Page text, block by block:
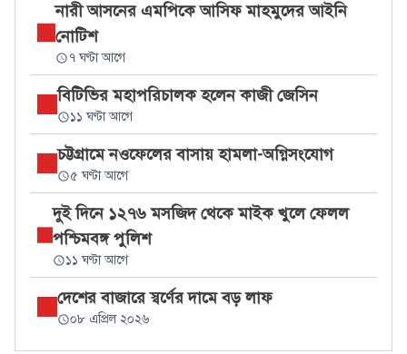
নারী আসনের এমপিকে আসিফ মাহমুদের আইনি
নোটিশ
৭ ঘণ্টা আগে
বিটিভির মহাপরিচালক হলেন কাজী জেসিন
১১ ঘণ্টা আগে
চট্টগ্রামে নওফেলের বাসায় হামলা-অগ্নিসংযোগ
৫ ঘণ্টা আগে
দুই দিনে ১২৭৬ মসজিদ থেকে মাইক খুলে ফেলল
পশ্চিমবঙ্গ পুলিশ
১১ ঘণ্টা আগে
দেশের বাজারে স্বর্ণের দামে বড় লাফ
০৮ এপ্রিল ২০২৬